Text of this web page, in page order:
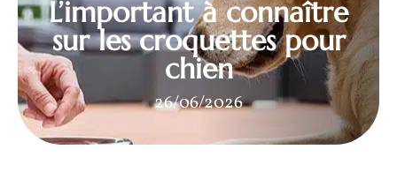
L’important à connaître
sur les croquettes pour
chien
26/06/2026